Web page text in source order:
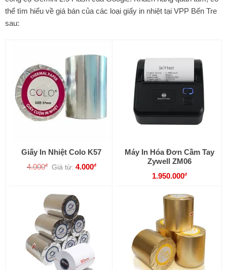
thể tìm hiểu về giá bán của các loại giấy in nhiệt tại VPP Bến Tre
sau:
Giấy In Nhiệt Colo K57
4.000đ Giá từ: 4.000đ
Máy In Hóa Đơn Cầm Tay
Zywell ZM06
1.950.000đ